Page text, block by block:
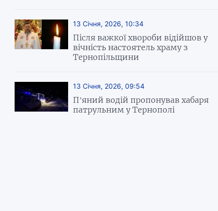
13 Січня, 2026, 10:34
Після важкої хвороби відійшов у
вічність настоятель храму з
Тернопільщини
13 Січня, 2026, 09:54
П’яний водій пропонував хабаря
патрульним у Тернополі